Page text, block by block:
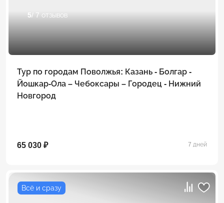
5/ 7 отзывов
Тур по городам Поволжья: Казань - Болгар -
Йошкар-Ола – Чебоксары – Городец - Нижний
Новгород
65 030 ₽ 7 дней
Всё и сразу